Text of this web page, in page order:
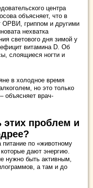
центра
объясняет, что в
ОРВИ, гриппом и другими
нехватка
светового дня зимой у
витамина D. Об
слоящиеся ногти и
в холодное время
но это только
объясняет врач-
этих проблем и
по «животному
дают энергию.
нужно быть активным,
а там и до